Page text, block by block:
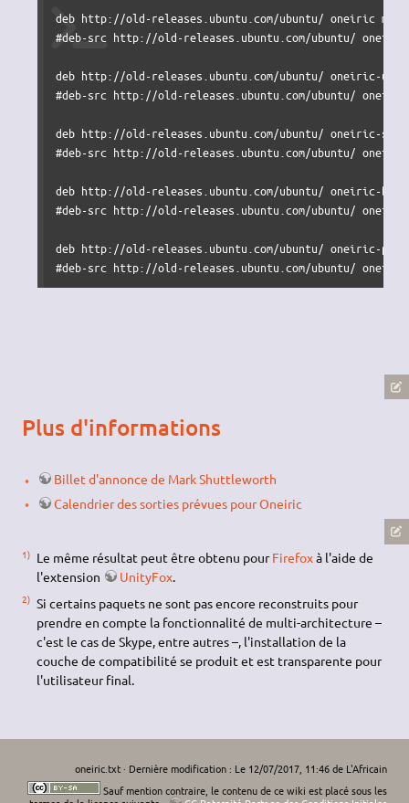
deb http://old-releases.ubuntu.com/ubuntu/ oneiric
#deb-src http://old-releases.ubuntu.com/ubuntu/
deb http://old-releases.ubuntu.com/ubuntu/ oneiric-
#deb-src http://old-releases.ubuntu.com/ubuntu/
deb http://old-releases.ubuntu.com/ubuntu/ oneiric-
#deb-src http://old-releases.ubuntu.com/ubuntu/
deb http://old-releases.ubuntu.com/ubuntu/ oneiric-
#deb-src http://old-releases.ubuntu.com/ubuntu/
deb http://old-releases.ubuntu.com/ubuntu/ oneiric-
#deb-src http://old-releases.ubuntu.com/ubuntu/
Plus d'informations
Billet d'annonce de Mark Shuttleworth
Calendrier des sorties prévues pour Oneiric
1) Le même résultat peut être obtenu pourFirefoxà l'aide de
l'extension
UnityFox.
2) Si certains paquets ne sont pas encore reconstruits pour
prendre en compte la fonctionnalité de multi-architecture –
c'est le cas de Skype, entre autres –, l'installation de la
couche de compatibilité se produit et est transparente pour
l'utilisateur final.
oneiric.txt· Dernière modification : Le 12/07/2017, 11:46 de L'Africain
Sauf mention contraire, le contenu de ce wiki est placé sous les